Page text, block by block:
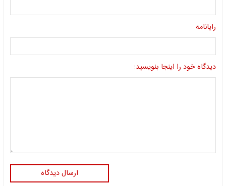
رایانامه
دیدگاه خود را اینجا بنویسید:
ارسال دیدگاه